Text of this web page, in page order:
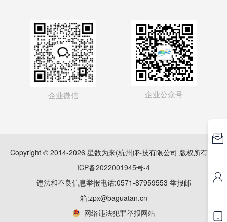
企业微信 企业公众号
Copyright © 2014-2026 星数为来(杭州)科技有限公司 版权所有
ICP备2022001945号-4
违法和不良信息举报电话:0571-87959553 举报邮
箱:zpx@baguatan.cn
网络违法犯罪举报网站


